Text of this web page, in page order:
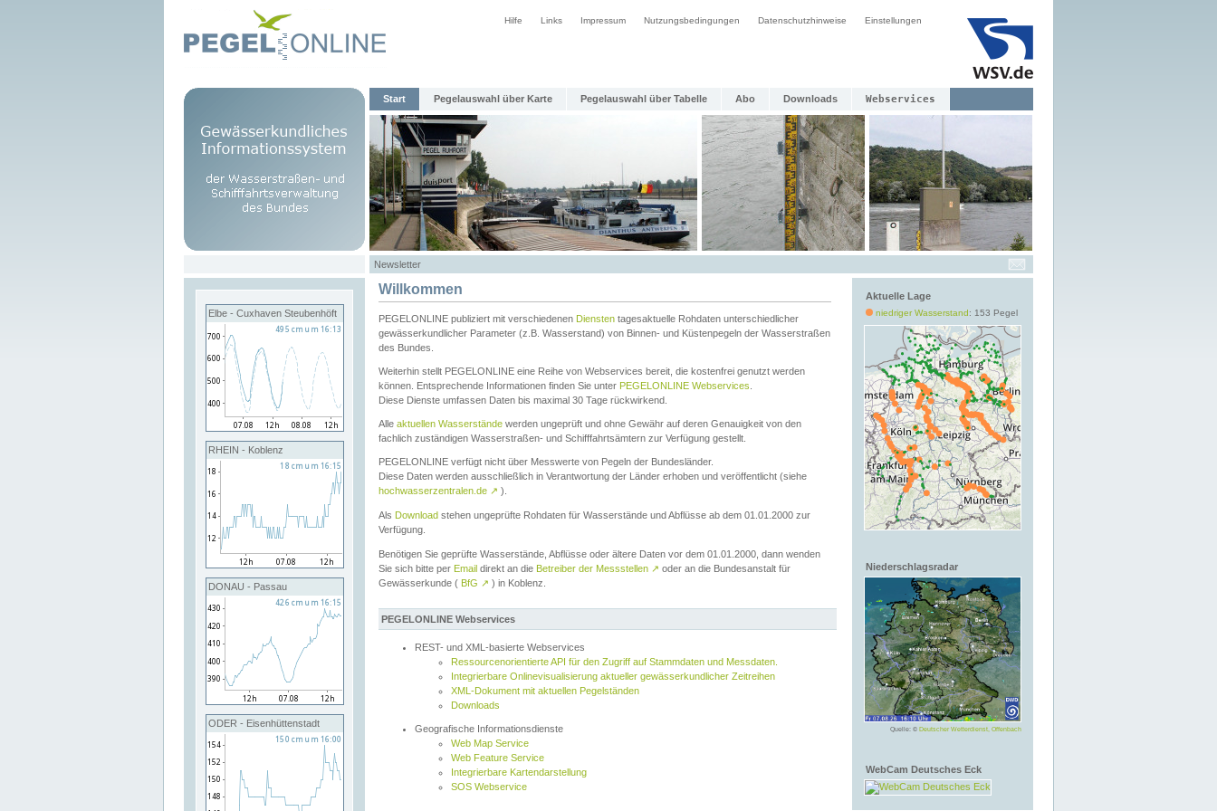
Hilfe Links Impressum Nutzungsbedingungen Datenschutzhinweise Einstellungen
Start Pegelauswahl über Karte Pegelauswahl über Tabelle Abo Downloads Webservices
Newsletter
Elbe - Cuxhaven Steubenhöft
RHEIN - Koblenz
DONAU - Passau
ODER - Eisenhüttenstadt
Aktuelle Lage
niedriger Wasserstand: 153 Pegel
Niederschlagsradar
Quelle: © Deutscher Wetterdienst, Offenbach
WebCam Deutsches Eck
Willkommen
PEGELONLINE publiziert mit verschiedenen Diensten tagesaktuelle Rohdaten unterschiedlicher
gewässerkundlicher Parameter (z.B. Wasserstand) von Binnen- und Küstenpegeln der Wasserstraßen
des Bundes.
Weiterhin stellt PEGELONLINE eine Reihe von Webservices bereit, die kostenfrei genutzt werden
können. Entsprechende Informationen finden Sie unter PEGELONLINE Webservices
Diese Dienste umfassen Daten bis maximal 30 Tage rückwirkend.
Alle aktuellen Wasserstände werden ungeprüft und ohne Gewähr auf deren Genauigkeit von den
fachlich zuständigen Wasserstraßen- und Schifffahrtsämtern zur Verfügung gestellt.
PEGELONLINE verfügt nicht über Messwerte von Pegeln der Bundesländer.
Diese Daten werden ausschließlich in Verantwortung der Länder erhoben und veröffentlicht (siehe
hochwasserzentralen.de ↗ ).
Als Download stehen ungeprüfte Rohdaten für Wasserstände und Abflüsse ab dem 01.01.2000 zur
Verfügung.
Benötigen Sie geprüfte Wasserstände, Abflüsse oder ältere Daten vor dem 01.01.2000, dann wenden
Sie sich bitte per Email direkt an die Betreiber der Messstellen ↗ oder an die Bundesanstalt für
Gewässerkunde ( BfG ↗ ) in Koblenz.
PEGELONLINE Webservices
REST- und XML-basierte Webservices
Ressourcenorientierte API für den Zugriff auf Stammdaten und Messdaten.
Integrierbare Onlinevisualisierung aktueller gewässerkundlicher Zeitreihen
XML-Dokument mit aktuellen Pegelständen
Downloads
Geografische Informationsdienste
Web Map Service
Web Feature Service
Integrierbare Kartendarstellung
SOS Webservice